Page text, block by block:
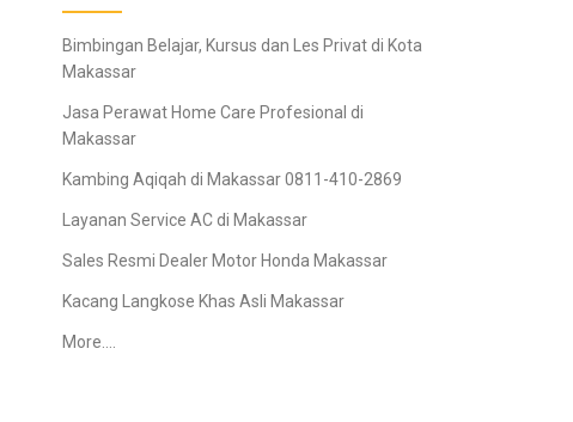
Bimbingan Belajar, Kursus dan Les Privat di Kota
Makassar
Jasa Perawat Home Care Profesional di
Makassar
Kambing Aqiqah di Makassar 0811-410-2869
Layanan Service AC di Makassar
Sales Resmi Dealer Motor Honda Makassar
Kacang Langkose Khas Asli Makassar
More….